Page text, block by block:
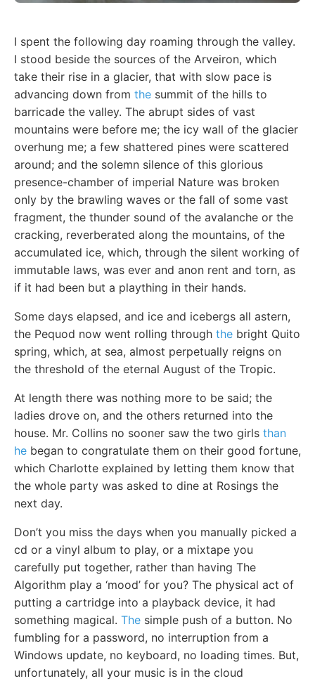
I spent the following day roaming through the valley.
I stood beside the sources of the Arveiron, which
take their rise in a glacier, that with slow pace is
advancing down from the summit of the hills to
barricade the valley. The abrupt sides of vast
mountains were before me; the icy wall of the glacier
overhung me; a few shattered pines were scattered
around; and the solemn silence of this glorious
presence-chamber of imperial Nature was broken
only by the brawling waves or the fall of some vast
fragment, the thunder sound of the avalanche or the
cracking, reverberated along the mountains, of the
accumulated ice, which, through the silent working of
immutable laws, was ever and anon rent and torn, as
if it had been but a plaything in their hands.
Some days elapsed, and ice and icebergs all astern,
the Pequod now went rolling through the bright Quito
spring, which, at sea, almost perpetually reigns on
the threshold of the eternal August of the Tropic.
At length there was nothing more to be said; the
ladies drove on, and the others returned into the
house. Mr. Collins no sooner saw the two girls than
he began to congratulate them on their good fortune,
which Charlotte explained by letting them know that
the whole party was asked to dine at Rosings the
next day.
Don’t you miss the days when you manually picked a
cd or a vinyl album to play, or a mixtape you
carefully put together, rather than having The
Algorithm play a ‘mood’ for you? The physical act of
putting a cartridge into a playback device, it had
something magical. The simple push of a button. No
fumbling for a password, no interruption from a
Windows update, no keyboard, no loading times. But,
unfortunately, all your music is in the cloud